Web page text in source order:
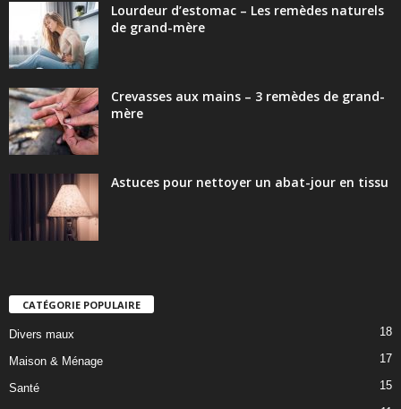
Lourdeur d’estomac – Les remèdes naturels
de grand-mère
Crevasses aux mains – 3 remèdes de grand-
mère
Astuces pour nettoyer un abat-jour en tissu
CATÉGORIE POPULAIRE
Divers maux 18
Maison & Ménage 17
Santé 15